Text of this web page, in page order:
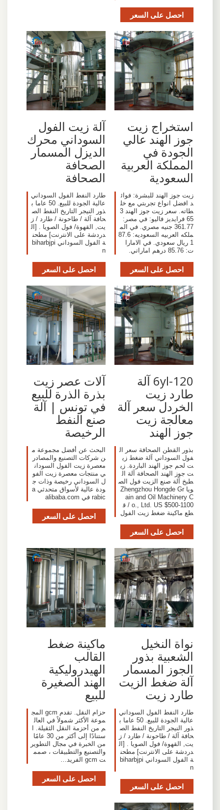
احصل على السعر
استخراج زيت
جوز الهند عالي
الجودة في
المملكة العربية
السعودية
زيت جوز الهند للبشرة: فوائ
د افضل انواع تجربتي مع خل
طاته. سعر زيت جوز الهند 3
65 فرايديز فاليو: في مصر:
361.77 جنيه مصري. في الم
ملكه العربيه السعوديه: 87.6
1 ريال سعودي. في الامارا
ت: 85.76 درهم اماراتي.
احصل على السعر
آلة زيت الفول
السوداني محرك
الديزل المسمار
الصحافة
الصحافة
طارد النفط الفول السوداني
عالية الجودة للبيع. 50 عاما ب
ذور النيجر التاريخ النفط الص
حافة آلة / طاحونة / طارد / ز
يت, القهوة/ فول الصويا . [ال
دردشة على الانترنت] مطحن
ة الفول السوداني biharbjpi
n
احصل على السعر
6yl-120 آلة
طارد زيت
الخردل سعر آلة
معالجة زيت
جوز الهند
بذور القطن الصحافة سعر ال
فول السوداني آلة ضغط زي
ت لحم جوز الهند الباردة. زي
ت جوز الهند الصحافة آلة ال
طبخ آلة صنع الزيت فول الص
ويا Zhengzhou Hongde Gr
ain and Oil Machinery C
o., Ltd. US $500-1100 / ق
طع ماكينة ضغط زيت الفول
احصل على السعر
آلات عصر زيت
بذرة الذرة للبيع
في تونس | آلة
صنع النفط
الرخيصة
البحث عن أفضل مجموعة م
ن شركات التصنيع والمصادر
معصرة زيت الفول السودان
ي منتجات معصرة زيت الفو
ل السوداني رخيصة وذات ج
ودة عالية لأسواق متحدثي a
rabic في alibaba.com
احصل على السعر
نواة النخيل
الشعبية بذور
الجوز المسمار
آلة ضغط الزيت
طارد زيت
طارد النفط الفول السوداني
عالية الجودة للبيع. 50 عاما ب
ذور النيجر التاريخ النفط الص
حافة آلة / طاحونة / طارد / ز
يت, القهوة/ فول الصويا . [ال
دردشة على الانترنت] مطحن
ة الفول السوداني biharbjpi
n
احصل على السعر
ماكينة ضغط
القالب
الهيدروليكية
الهند الصغيرة
للبيع
حزام النقل. تقدم gcm المج
موعة الأكثر شمولاً في العال
م من أحزمة النقل الثقيلة. ا
ستنادًا إلى أكثر من 30 عامًا
من الخبرة في مجال التطوير
والتصنيع والتطبيقات ، صمم
ت gcm الفريد…
احصل على السعر